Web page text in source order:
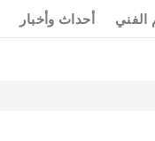
الفني أحداث وأخبار